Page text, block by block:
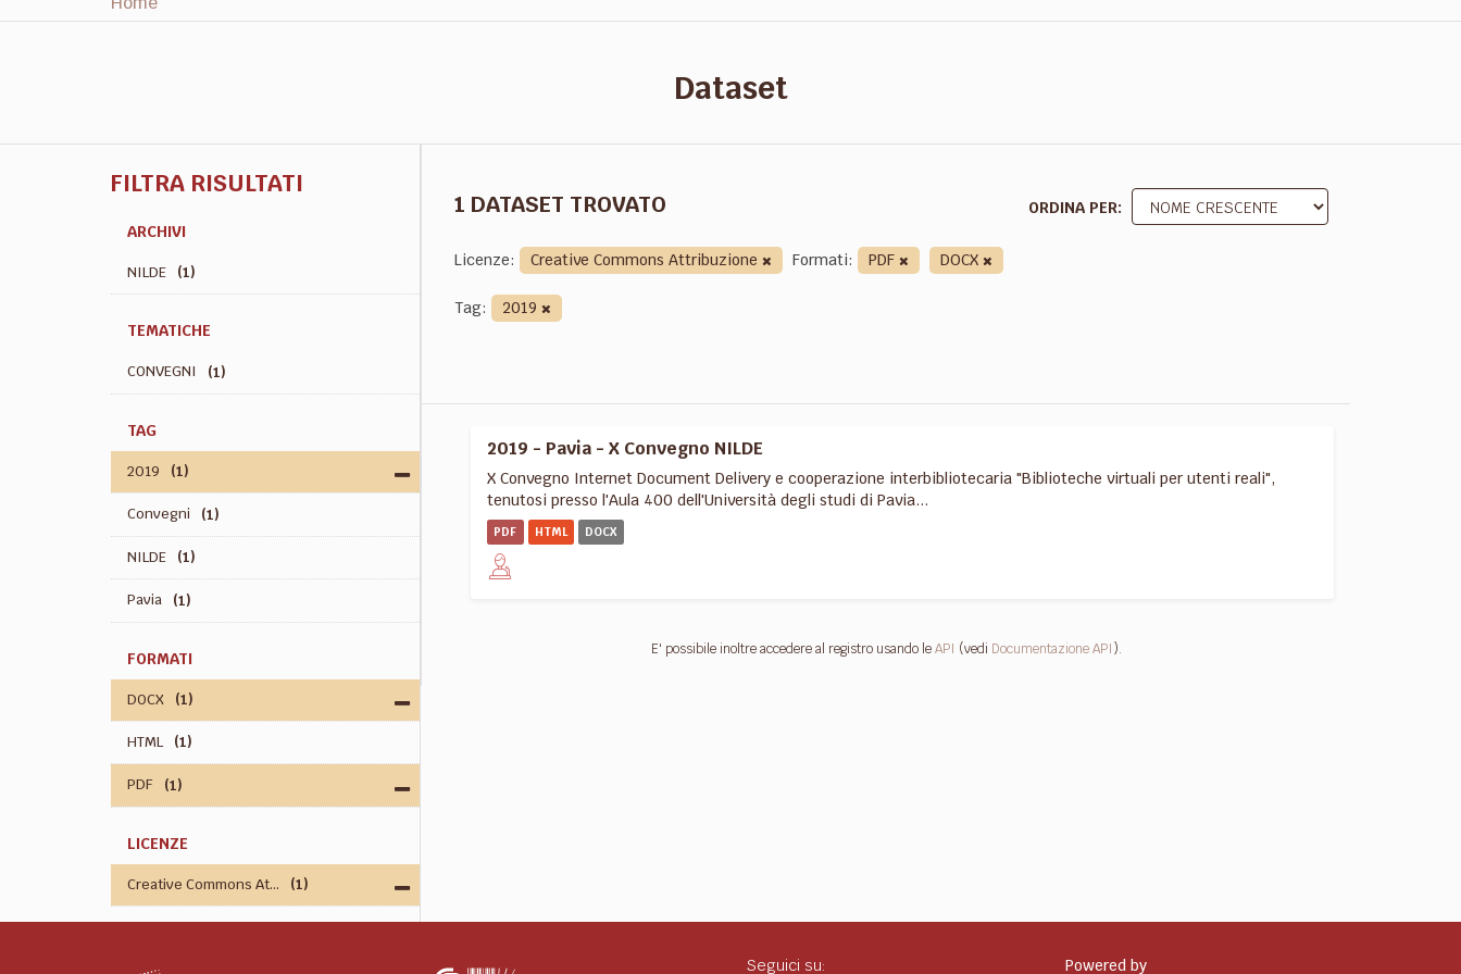
Dataset
FILTRA RISULTATI
ARCHIVI
NILDE (1)
TEMATICHE
CONVEGNI (1)
TAG
2019 (1)
Convegni (1)
NILDE (1)
Pavia (1)
FORMATI
DOCX (1)
HTML (1)
PDF (1)
LICENZE
Creative Commons At... (1)
ORDINA PER
1 DATASET TROVATO
Licenze: Creative Commons Attribuzione Formati: PDF
DOCX
Tag:
2019
2019 - Pavia - X Convegno NILDE
X Convegno Internet Document Delivery e cooperazione interbibliotecaria "Biblioteche virtuali per utenti reali",
tenutosi presso l'Aula 400 dell'Università degli studi di Pavia...
PDF HTML DOCX
E' possibile inoltre accedere al registro usando leAPI (vedi Documentazione API).
Seguici su: Powered by